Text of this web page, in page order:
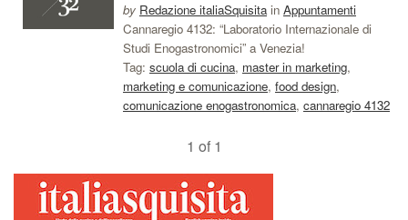
by Redazione italiaSquisitain Appuntamenti
Cannaregio 4132: “Laboratorio Internazionale di
Studi Enogastronomici” a Venezia!
Tag: scuola di cucina, master in marketing,
marketing e comunicazione, food design,
comunicazione enogastronomica, cannaregio 4132
1 of 1